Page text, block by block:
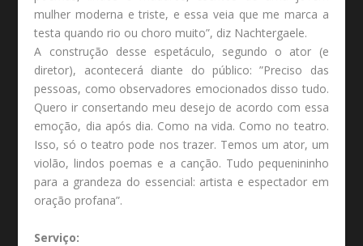
mulher moderna e triste, e essa veia que me marca a
testa quando rio ou choro muito”, diz Nachtergaele.
A construção desse espetáculo, segundo o ator (e
diretor), acontecerá diante do público: ”Preciso das
pessoas, como observadores emocionados disso tudo.
Quero ir consertando meu desejo de acordo com essa
emoção, dia após dia. Como na vida. Como no teatro.
Isso, só o teatro pode nos trazer. Temos um ator, um
violão, lindos poemas e a canção. Tudo pequenininho
para a grandeza do essencial: artista e espectador em
oração profana”.
Serviço: